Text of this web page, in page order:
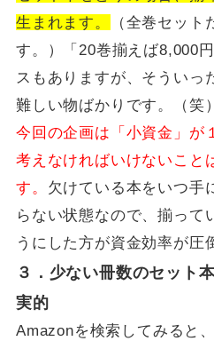
生まれます。
（全巻セット
す。）「20巻揃えば8,000
スもありますが、そういっ
難しい物ばかりです。（笑）
今回の企画は「小資金」が
考えなければいけないこと
す。 欠けている本をいつ手
らない状態なので、揃って
うにした方が資金効率が圧
３．少ない冊数のセット
実的
Amazonを検索してみると